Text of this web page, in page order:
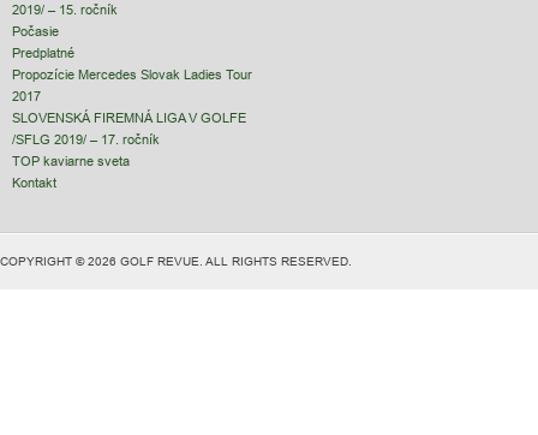
2019/ – 15. ročník
Počasie
Predplatné
Propozície Mercedes Slovak Ladies Tour
2017
SLOVENSKÁ FIREMNÁ LIGA V GOLFE
/SFLG 2019/ – 17. ročník
TOP kaviarne sveta
Kontakt
COPYRIGHT © 2026 GOLF REVUE. ALL RIGHTS RESERVED.